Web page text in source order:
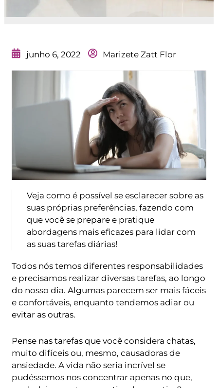
junho 6, 2022 Marizete Zatt Flor
Veja como é possível se esclarecer sobre as
suas próprias preferências, fazendo com
que você se prepare e pratique
abordagens mais eficazes para lidar com
as suas tarefas diárias!
Todos nós temos diferentes responsabilidades
e precisamos realizar diversas tarefas, ao longo
do nosso dia. Algumas parecem ser mais fáceis
e confortáveis, enquanto tendemos adiar ou
evitar as outras.
Pense nas tarefas que você considera chatas,
muito difíceis ou, mesmo, causadoras de
ansiedade. A vida não seria incrível se
pudéssemos nos concentrar apenas no que,